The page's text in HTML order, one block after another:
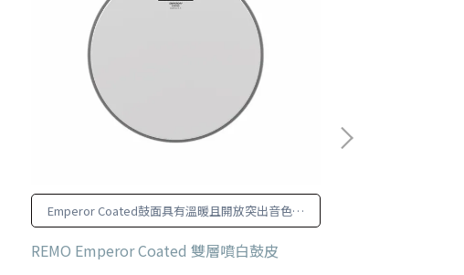
Emperor Coated鼓面具有溫暖且開放突出音色，
並兼具耐用性。
REMO Emperor Coated 雙層噴白鼓皮